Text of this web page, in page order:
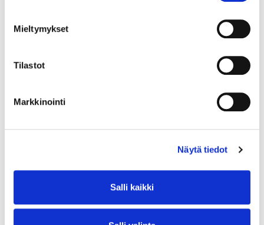
Mieltymykset
Tilastot
Markkinointi
Näytä tiedot
Salli kaikki